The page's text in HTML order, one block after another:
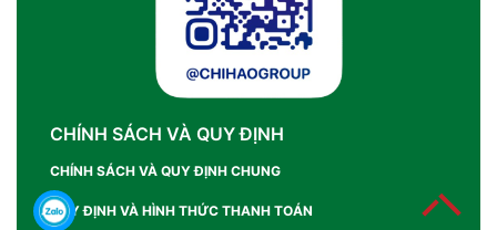
CHÍNH SÁCH VÀ QUY ĐỊNH
CHÍNH SÁCH VÀ QUY ĐỊNH CHUNG
QUY ĐỊNH VÀ HÌNH THỨC THANH TOÁN